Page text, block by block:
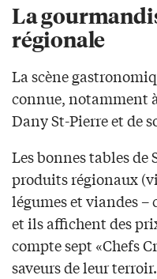
La
régionale
La scène
connue, notamment
Dany St-Pierre et de
Les bonnes tables de
produits régionaux
légumes et viandes –
et ils affichent des
compte sept «Chefs
saveurs de leur terroir.